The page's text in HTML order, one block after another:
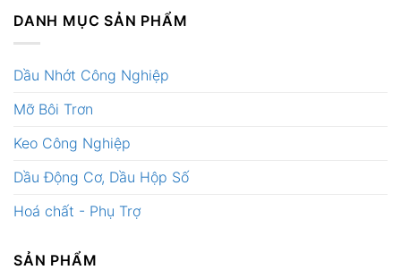
DANH MỤC SẢN PHẨM
Dầu Nhớt Công Nghiệp
Mỡ Bôi Trơn
Keo Công Nghiệp
Dầu Động Cơ, Dầu Hộp Số
Hoá chất - Phụ Trợ
SẢN PHẨM